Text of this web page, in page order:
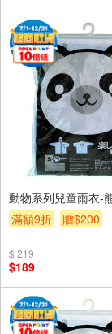
動物系列兒童雨衣-
滿額9折
贈$200
$ 219
$189